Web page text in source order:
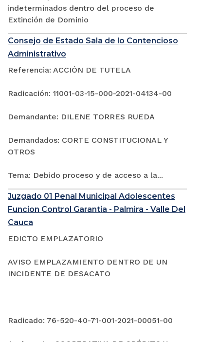
indeterminados dentro del proceso de
Extinción de Dominio
Consejo de Estado Sala de lo Contencioso
Administrativo
Referencia: ACCIÓN DE TUTELA
Radicación: 11001-03-15-000-2021-04134-00
Demandante: DILENE TORRES RUEDA
Demandados: CORTE CONSTITUCIONAL Y
OTROS
Tema: Debido proceso y de acceso a la...
Juzgado 01 Penal Municipal Adolescentes
Funcion Control Garantia - Palmira - Valle Del
Cauca
EDICTO EMPLAZATORIO
AVISO EMPLAZAMIENTO DENTRO DE UN
INCIDENTE DE DESACATO
Radicado: 76-520-40-71-001-2021-00051-00